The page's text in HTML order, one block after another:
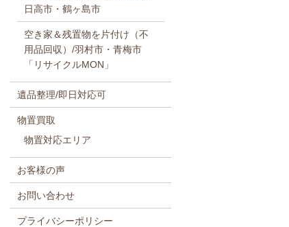
日高市・鶴ヶ島市
空き家＆残置物を片付け（不
用品回収）/羽村市・青梅市
「リサイクルMON」
遺品整理/即日対応可
物置買取
物置対応エリア
お客様の声
お問い合わせ
プライバシーポリシー